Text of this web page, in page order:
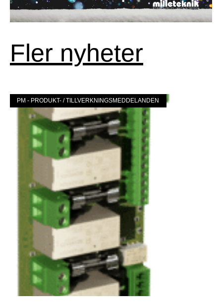
Fler nyheter
PM - PRODUKT- / TILLVERKNINGSMEDDELANDEN